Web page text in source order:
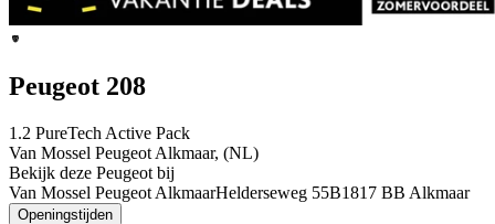
Peugeot 208
1.2 PureTech Active Pack
Van Mossel Peugeot Alkmaar, (NL)
Bekijk deze Peugeot bij
Van Mossel Peugeot AlkmaarHelderseweg 55B1817 BB Alkmaar
Openingstijden